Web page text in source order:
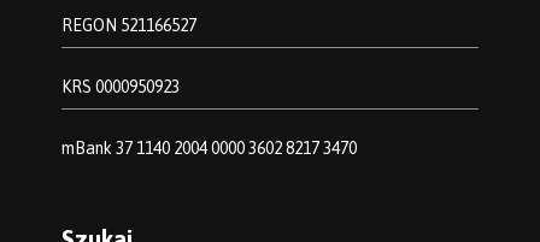
REGON 521166527
KRS 0000950923
mBank 37 1140 2004 0000 3602 8217 3470